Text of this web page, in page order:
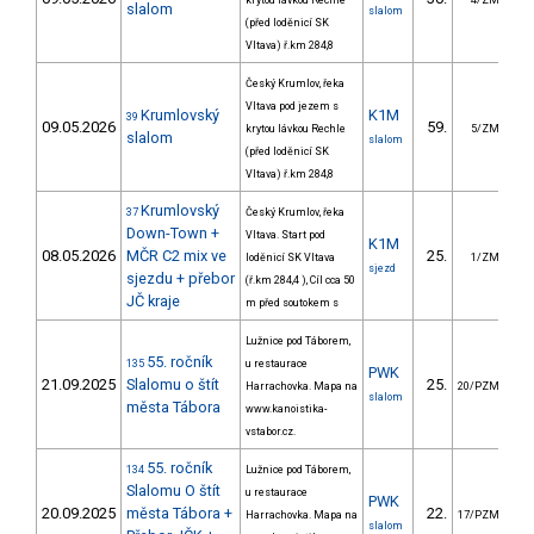
slalom
(před loděnicí SK
Vltava) ř.km 284,8
slalom
09.05.2026
39 Krumlovský
slalom
Český Krumlov, řeka
Vltava pod jezem s
krytou lávkou Rechle
(před loděnicí SK
Vltava) ř.km 284,8
K1M
slalom
59. 5/ZM
08.05.2026
37 Krumlovský
Down-Town +
MČR C2 mix ve
sjezdu + přebor
JČ kraje
Český Krumlov, řeka
Vltava. Start pod
loděnicí SK Vltava
(ř.km 284,4 ), Cíl cca 50
m před soutokem s
K1M
sjezd
25. 1/ZM
21.09.2025
135 55. ročník
Slalomu o štít
města Tábora
Lužnice pod Táborem,
u restaurace
Harrachovka. Mapa na
www.kanoistika-
vstabor.cz.
PWK
slalom
25. 20/PZM
20.09.2025
134 55. ročník
Slalomu O štít
města Tábora +
Lužnice pod Táborem,
u restaurace
Harrachovka. Mapa na
PWK
slalom
22. 17/PZM